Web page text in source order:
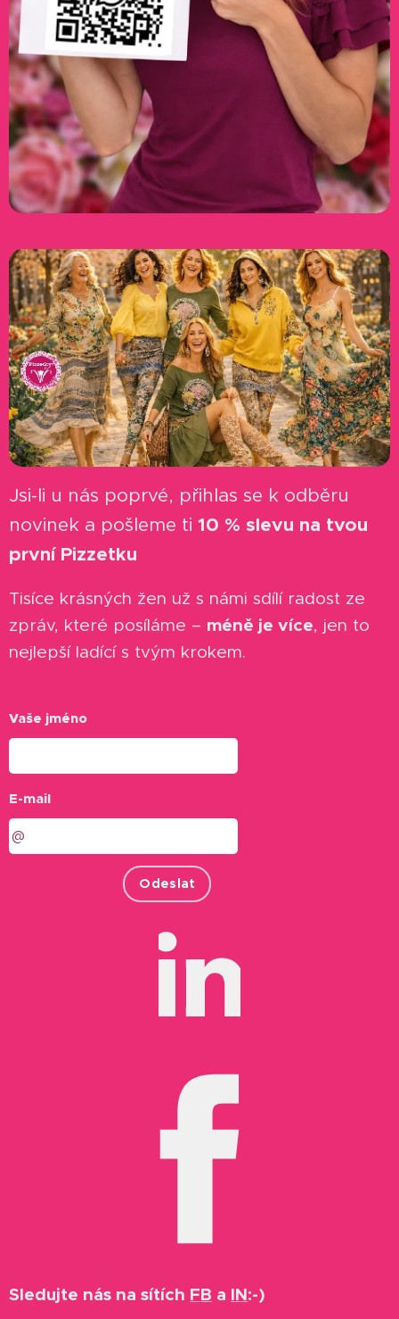
Jsi-li u nás poprvé, přihlas se k odběru
novinek a pošleme ti 10 % slevu na tvou
první Pizzetku
Tisíce krásných žen už s námi sdílí radost ze
zpráv, které posíláme – méně je více, jen to
nejlepší ladící s tvým krokem.
Vaše jméno
E-mail
Odeslat
Sledujte nás na sítích FB a IN:-)